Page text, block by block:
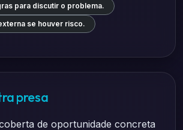
para discutir o problema.
se houver risco.
presa
de oportunidade concreta